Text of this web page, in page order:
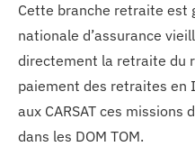
Cette branche retraite est
nationale d’assurance
directement la retraite du
paiement des retraites en
aux CARSAT ces missions
dans les DOM TOM.